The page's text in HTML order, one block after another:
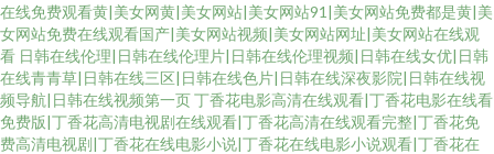
在线免费观看黄|美女网黄|美女网站|美女网站91|美女网站免费都是黄|美
女网站免费在线观看国产|美女网站视频|美女网站网址|美女网站在线观
看 日韩在线伦理|日韩在线伦理片|日韩在线伦理视频|日韩在线女优|日韩
在线青青草|日韩在线三区|日韩在线色片|日韩在线深夜影院|日韩在线视
频导航|日韩在线视频第一页丁香花电影高清在线观看|丁香花电影在线看
免费版|丁香花高清电视剧在线观看|丁香花高清在线观看完整|丁香花免
费高清电视剧|丁香花在线电影小说|丁香花在线电影小说观看|丁香花在